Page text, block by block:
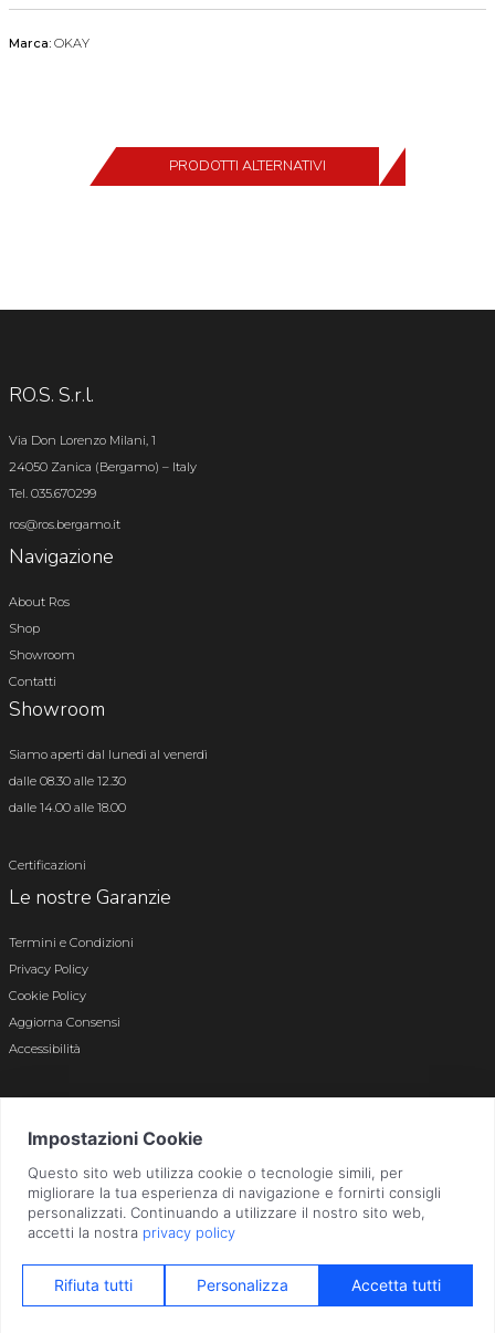
Marca: OKAY
PRODOTTI ALTERNATIVI
RO.S. S.r.l.
Via Don Lorenzo Milani, 1
24050 Zanica (Bergamo) – Italy
Tel. 035.670299
ros@ros.bergamo.it
Navigazione
About Ros
Shop
Showroom
Contatti
Showroom
Siamo aperti dal lunedì al venerdì
dalle 08.30 alle 12.30
dalle 14.00 alle 18.00
Certificazioni
Le nostre Garanzie
Termini e Condizioni
Privacy Policy
Cookie Policy
Aggiorna Consensi
Accessibilità
Bergamo n. 01496180165 · Capitale Sociale i.v. € 800.000,00